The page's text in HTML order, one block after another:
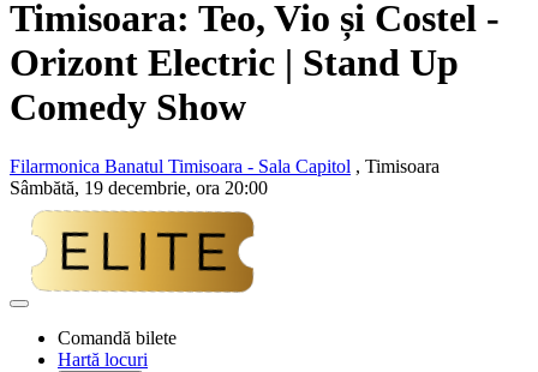
Timisoara: Teo, Vio și Costel -
Orizont Electric | Stand Up
Comedy Show
Filarmonica Banatul Timisoara - Sala Capitol , Timisoara
Sâmbătă, 19 decembrie, ora 20:00
Adaugă
favoriteComandă bilete
Hartă locuri